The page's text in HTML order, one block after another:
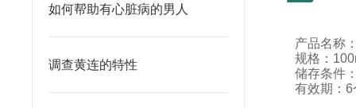
如何帮助有心脏病的男人
调查黄连的特性
产品名称
规格：
储存条件
有效期：6